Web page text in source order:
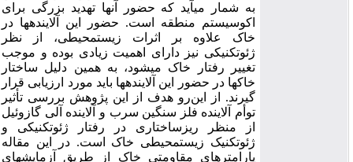
به شمار می­آید که حضور آن­ها تهدید بزرگی برای
اکوسیستم منطقه است. حضور این آلاینده­ها در
خاک علاوه بر اثرات زیست­محیطی، از نظر
ژئوتکنیکی نیز دارای اهمیت زیادی بوده و موجب
تغییر رفتار خاک می­شود، به همین دلیل ساختار
خاک­ها در حضور این آلاینده­ها باید مورد ارزیابی قرار
گیرند. از این‌رو هدف از این پژوهش بررسی تأثیر
توأم آلاینده فلز سنگین سرب و آلاینده آلی گازوئیل
از منظر ریزساختاری در رفتار ژئوتکنیکی و
ژئوتکنیک زیست­محیطی خاک است. در این مقاله
پارامترهای مقاومتی خاک از طریق آزمایش­های